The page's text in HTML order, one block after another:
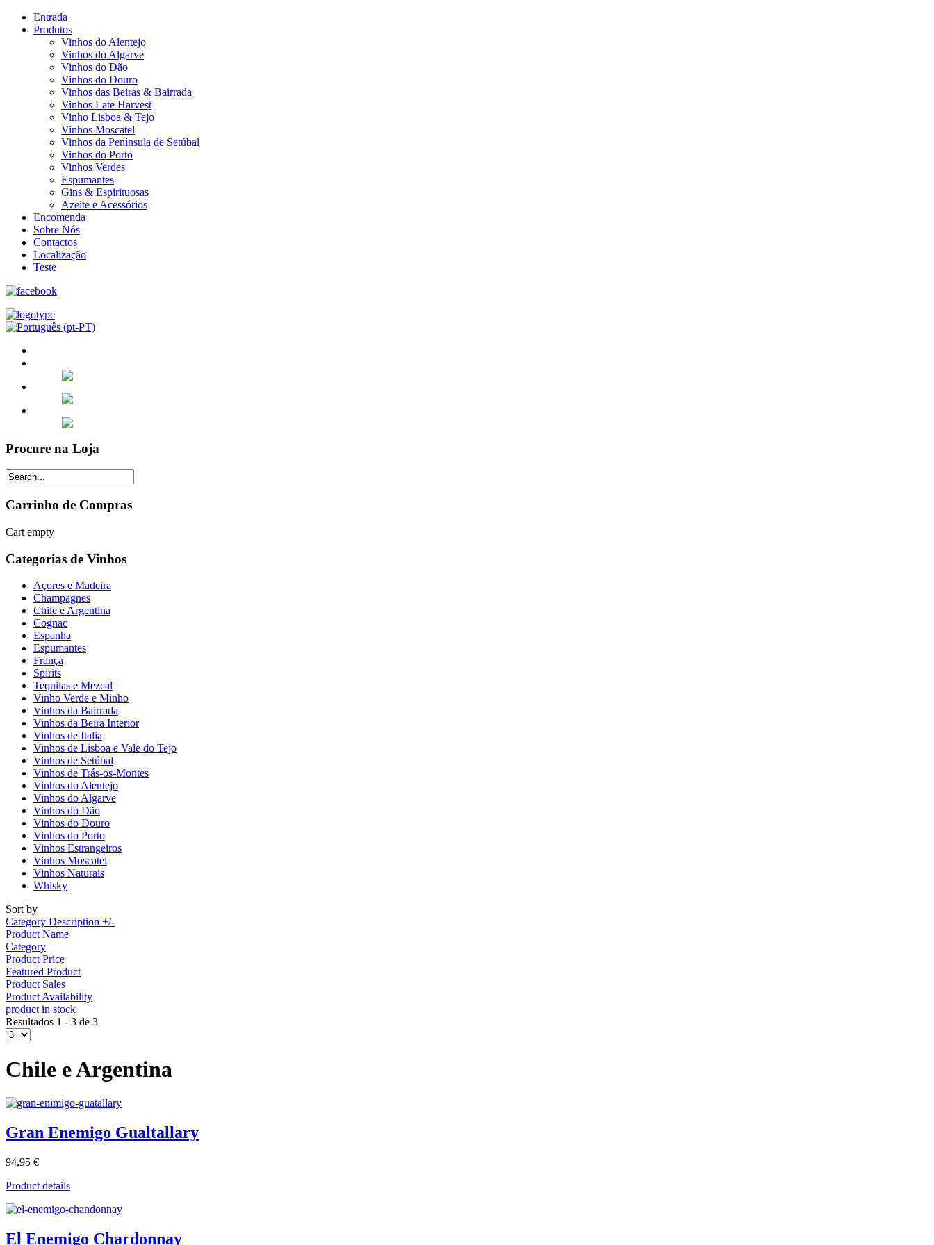
Entrada
Produtos
Vinhos do Alentejo
Vinhos do Algarve
Vinhos do Dão
Vinhos do Douro
Vinhos das Beiras & Bairrada
Vinhos Late Harvest
Vinho Lisboa & Tejo
Vinhos Moscatel
Vinhos da Península de Setúbal
Vinhos do Porto
Vinhos Verdes
Espumantes
Gins & Espirituosas
Azeite e Acessórios
Encomenda
Sobre Nós
Contactos
Localização
Teste
Procure na Loja
Carrinho de Compras
Cart empty
Categorias de Vinhos
Açores e Madeira
Champagnes
Chile e Argentina
Cognac
Espanha
Espumantes
França
Spirits
Tequilas e Mezcal
Vinho Verde e Minho
Vinhos da Bairrada
Vinhos da Beira Interior
Vinhos de Italia
Vinhos de Lisboa e Vale do Tejo
Vinhos de Setúbal
Vinhos de Trás-os-Montes
Vinhos do Alentejo
Vinhos do Algarve
Vinhos do Dão
Vinhos do Douro
Vinhos do Porto
Vinhos Estrangeiros
Vinhos Moscatel
Vinhos Naturais
Whisky
Sort by
Category Description +/-
Product Name
Category
Product Price
Featured Product
Product Sales
Product Availability
product in stock
Resultados 1 - 3 de 3
Chile e Argentina
Gran Enemigo Gualtallary
94,95 €
Product details
El Enemigo Chardonnay